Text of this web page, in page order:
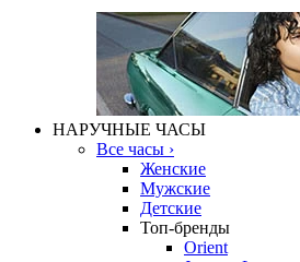
НАРУЧНЫЕ ЧАСЫ
Все часы ›
Женские
Мужские
Детские
Топ-бренды
Orient